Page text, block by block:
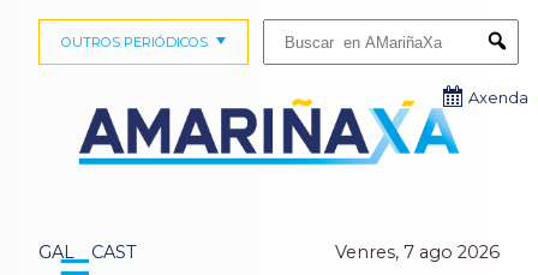
GAL CAST Venres, 7 ago 2026
OUTROS PERIÓDICOS
Axenda